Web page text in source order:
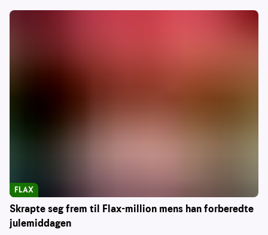
Skrapte seg frem til Flax-million mens han forberedte
julemiddagen
FLAX